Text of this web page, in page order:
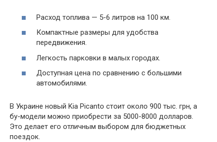
Расход топлива — 5-6 литров на 100 км.
Компактные размеры для удобства
передвижения.
Легкость парковки в малых городах.
Доступная цена по сравнению с большими
автомобилями.
В Украине новый Kia Picanto стоит около 900 тыс. грн, а
бу-модели можно приобрести за 5000-8000 долларов.
Это делает его отличным выбором для бюджетных
поездок.